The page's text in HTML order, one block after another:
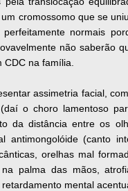
cromossomo que se
normais
não saberão
na família.
assimetria facial,
o choro lamentoso
da distância entre os
antimongolóide (canto
orelhas mal
palma das mãos,
mental